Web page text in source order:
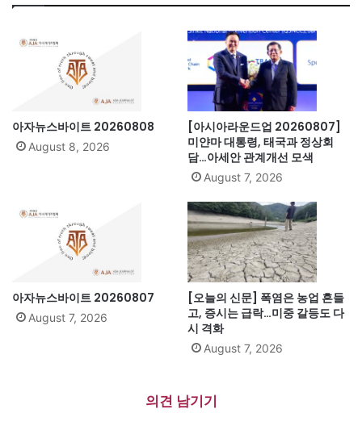
아자뉴스바이트 20260808
August 8, 2026
[아시아라운드업 20260807]
미얀마 대통령, 태국과 정상회
담…아세안 관계개선 모색
August 7, 2026
아자뉴스바이트 20260807
August 7, 2026
[오늘의 신문] 폭염은 농업 흔들
고, 증시는 급락…미중 갈등도 다
시 격화
August 7, 2026
의견 남기기